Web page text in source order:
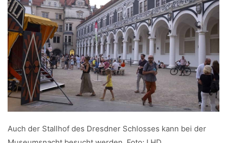
Auch der Stallhof des Dresdner Schlosses kann bei der